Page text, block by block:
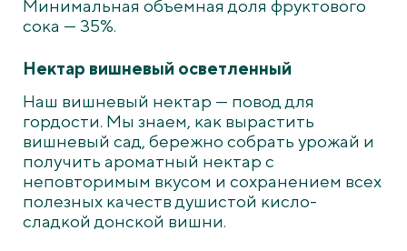
Минимальная объемная доля фруктового
сока — 35%.
Нектар вишневый осветленный
Наш вишневый нектар — повод для
гордости. Мы знаем, как вырастить
вишневый сад, бережно собрать урожай и
получить ароматный нектар с
неповторимым вкусом и сохранением всех
полезных качеств душистой кисло-
сладкой донской вишни.